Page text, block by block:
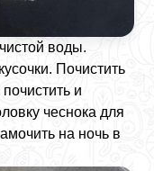
воды.
Почистить
и
чеснока для
на ночь в